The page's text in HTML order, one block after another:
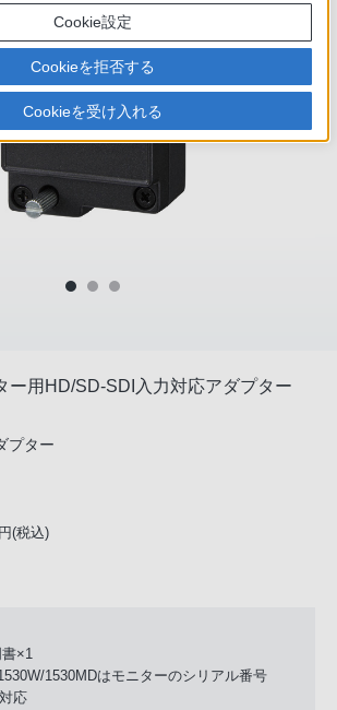
ー用HD/SD-SDI入力対応アダプター
プター
(税込)
×1
1530MDはモニターのシリアル番号
応
Cookie設定
Cookieを拒否する
Cookieを受け入れる